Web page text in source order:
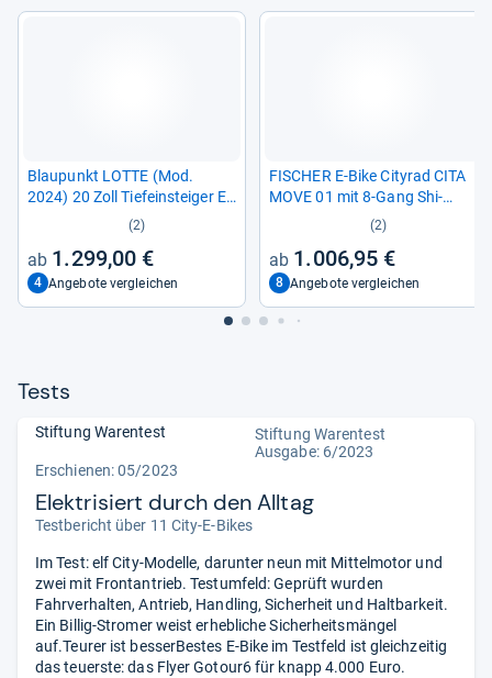
Blau­punkt LOTTE (Mod.
2024) 20 Zoll Tiefein­stei­ger E-​
(2)
1.299,00 €
4 Angebote vergleichen
FISCHER E-​Bike City­rad CITA
MOVE 01 mit 8-​Gang Shi­
mano Schal­tung
(2)
1.006,95 €
8 Angebote vergleichen
Tests
Stiftung Warentest
Stiftung Warentest
Ausgabe: 6/2023
Erschienen: 05/2023
Elektrisiert durch den Alltag
Testbericht über 11 City-E-Bikes
Im Test: elf City-Modelle, darunter neun mit Mittelmotor und
zwei mit Frontantrieb. Testumfeld: Geprüft wurden
Fahrverhalten, Antrieb, Handling, Sicherheit und Haltbarkeit.
Ein Billig-Stromer weist erhebliche Sicherheitsmängel
auf.Teurer ist besserBestes E-Bike im Testfeld ist gleichzeitig
das teuerste: das Flyer Gotour6 für knapp 4.000 Euro.